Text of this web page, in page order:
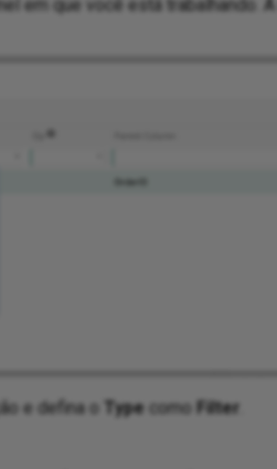
em que você está trabalhando.
e defina o Type como Filter